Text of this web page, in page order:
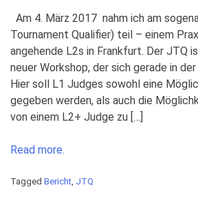
Am 4. März 2017 nahm ich am
Tournament Qualifier) teil – einem
angehende L2s in Frankfurt. Der JTQ
neuer Workshop, der sich gerade in
Hier soll L1 Judges sowohl eine
gegeben werden, als auch die
von einem L2+ Judge zu […]
Read more.
Tagged Bericht, JTQ